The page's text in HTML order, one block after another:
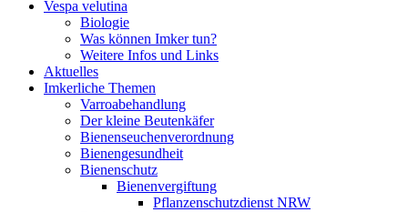
Vespa velutina
Biologie
Was können Imker tun?
Weitere Infos und Links
Aktuelles
Imkerliche Themen
Varroabehandlung
Der kleine Beutenkäfer
Bienenseuchenverordnung
Bienengesundheit
Bienenschutz
Bienenvergiftung
Pflanzenschutzdienst NRW